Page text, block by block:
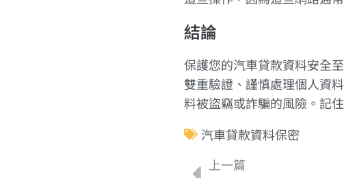
結論
保護您的汽車貸款資料安全
雙重驗證、謹慎處理個人資
料被盜竊或詐騙的風險。記
汽車貸款資料保密
上一篇